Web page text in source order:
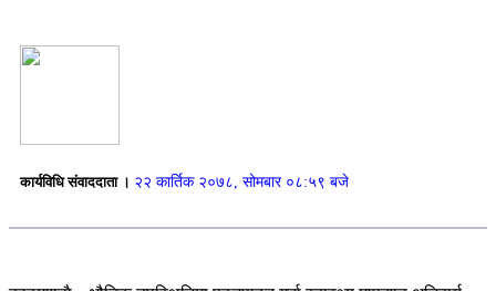
कार्यविधि संवाददाता । २२ कार्तिक २०७८, सोमबार ०८:५९ बजे